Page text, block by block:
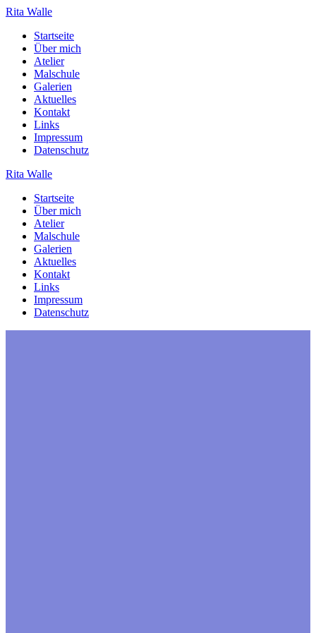
Zum
springen
Rita Walle
Startseite
Über mich
Atelier
Malschule
Galerien
Aktuelles
Kontakt
Links
Impressum
Datenschutz
Rita Walle
Startseite
Über mich
Atelier
Malschule
Galerien
Aktuelles
Kontakt
Links
Impressum
Datenschutz